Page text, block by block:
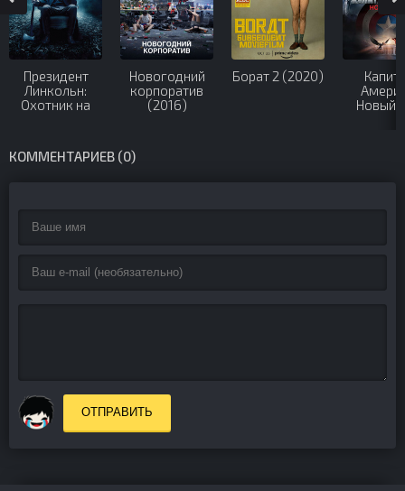
Президент
Линкольн:
Охотник на
Новогодний
корпоратив
(2016)
Борат 2 (2020)
Новый
КОММЕНТАРИЕВ (0)
ОТПРАВИТЬ